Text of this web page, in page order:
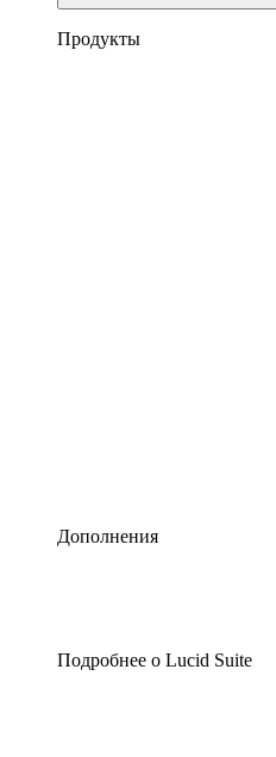
Продукты
Дополнения
Подробнее о Lucid Suite